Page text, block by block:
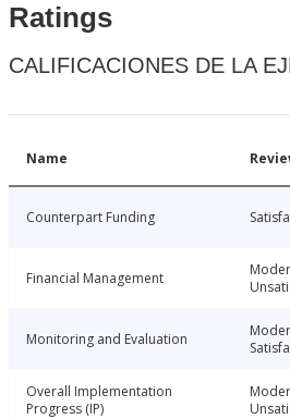
Ratings
CALIFICACIONES DE LA
Name
Counterpart Funding
Financial Management
Monitoring and Evaluation
Overall Implementation
Progress (IP)